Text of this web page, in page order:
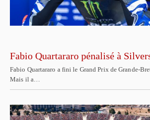
Fabio Quartararo pénalisé à
Fabio Quartararo a fini le Grand Prix de Grande-
Mais il a…